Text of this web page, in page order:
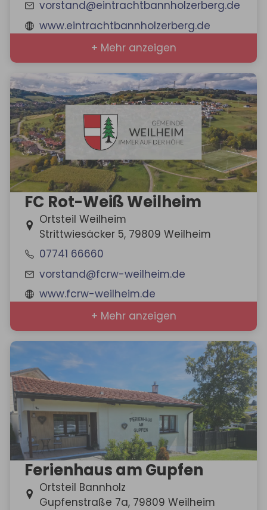
vorstand@eintrachtbannholzerberg.de
www.eintrachtbannholzerberg.de
+ Mehr anzeigen
FC Rot-Weiß Weilheim
Ortsteil Weilheim
Strittwiesäcker 5, 79809 Weilheim
07741 66660
vorstand@fcrw-weilheim.de
www.fcrw-weilheim.de
+ Mehr anzeigen
Ferienhaus am Gupfen
Ortsteil Bannholz
Gupfenstraße 7a, 79809 Weilheim